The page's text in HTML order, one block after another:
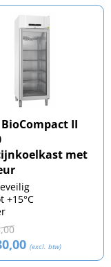
II
met
+15°C
(excl. btw)